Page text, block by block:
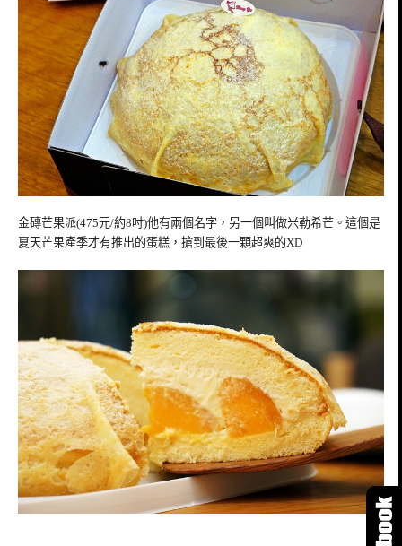
金磚芒果派(475元/約8吋)他有兩個名字，另一個叫做米勒希芒。這個是
夏天芒果產季才有推出的蛋糕，搶到最後一顆超爽的XD